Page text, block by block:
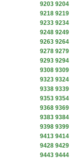
9203 9204
9218 9219
9233 9234
9248 9249
9263 9264
9278 9279
9293 9294
9308 9309
9323 9324
9338 9339
9353 9354
9368 9369
9383 9384
9398 9399
9413 9414
9428 9429
9443 9444